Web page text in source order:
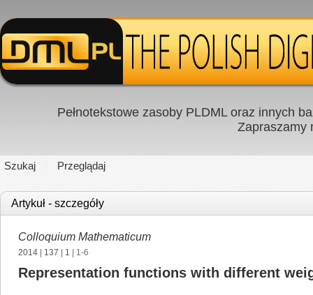
Pełnotekstowe zasoby PLDML oraz innych
Zapraszamy
Szukaj Przeglądaj
Artykuł - szczegóły
Colloquium Mathematicum
2014 137 1 | 1-6
Representation functions with different